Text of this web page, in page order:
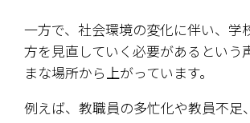
一方で、社会環境の変化に伴い、学
方を見直していく必要があるという
まな場所から上がっています。
例えば、教職員の多忙化や教員不足